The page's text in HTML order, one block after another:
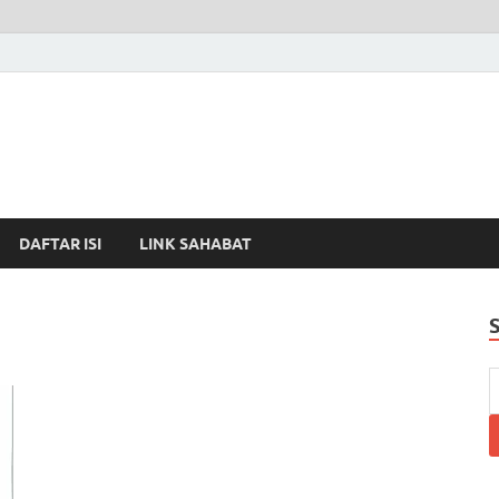
DAFTAR ISI LINK SAHABAT